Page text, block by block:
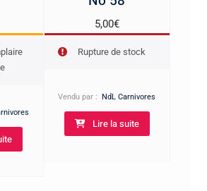
5,00€
Rupture de stock
Vendu par :NdL Carnivores
Lire la suite